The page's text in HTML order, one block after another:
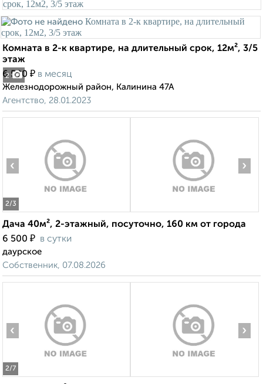
2
Комната в 2-к квартире, на длительный срок, 12м², 3/5
этаж
6 500 ₽ в месяц
Железнодорожный район, Калинина 47А
Агентство, 28.01.2023
2/3
‹ ›
Дача 40м², 2-этажный, посуточно, 160 км от города
6 500 ₽ в сутки
даурское
Собственник, 07.08.2026
2/7
‹ ›